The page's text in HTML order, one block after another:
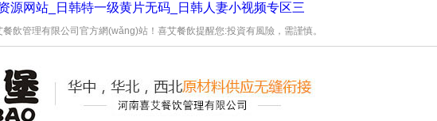
源网站_日韩特一级黄片无码_日韩人妻小视频专区三
管理有限公司官方網(wǎng)站！喜艾餐飲提醒您:投資有風險，需謹慎。